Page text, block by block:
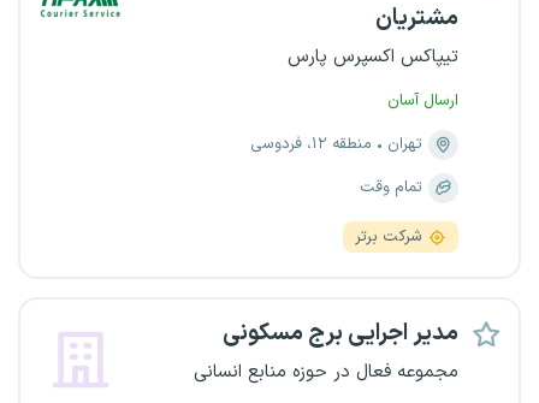
مشتریان
تیپاکس اکسپرس پارس
ارسال آسان
تهران
منطقه ۱۲، فردوسی
تمام وقت
شرکت برتر
مدیر اجرایی برج مسکونی
مجموعه فعال در حوزه منابع انسانی